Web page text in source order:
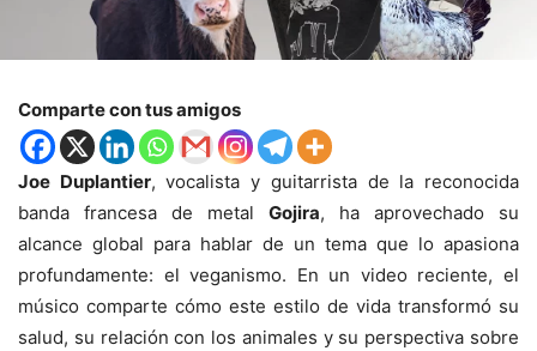
Comparte con tus amigos
Joe Duplantier, vocalista y guitarrista de la reconocida
banda francesa de metal Gojira, ha aprovechado su
alcance global para hablar de un tema que lo apasiona
profundamente: el veganismo. En un video reciente, el
músico comparte cómo este estilo de vida transformó su
salud, su relación con los animales y su perspectiva sobre